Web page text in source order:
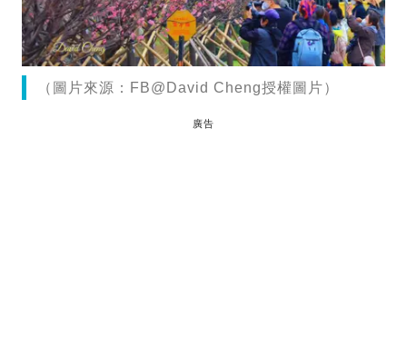
（圖片來源：FB@David Cheng授權圖片）
廣告